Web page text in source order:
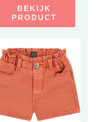
BEKIJK
PRODUCT